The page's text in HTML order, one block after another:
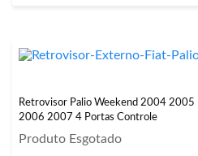
Retrovisor Palio Weekend 2004 2005
2006 2007 4 Portas Controle
Produto Esgotado